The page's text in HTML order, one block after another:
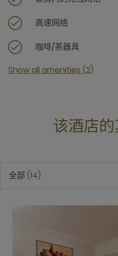
高速网络
咖啡/茶器具
Show all amenities (2)
该酒店
全部 14